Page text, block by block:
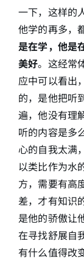
一下，这样的
他学的再多，
是在学，他是
美好。这经常
应中可以看出
的，是他把听
遍，他没有理
听的内容是多
心的自我太满
以类比作为水
方，需要有高
差，才有知识
是他的骄傲让
在寻找舒展自
有什么值得改